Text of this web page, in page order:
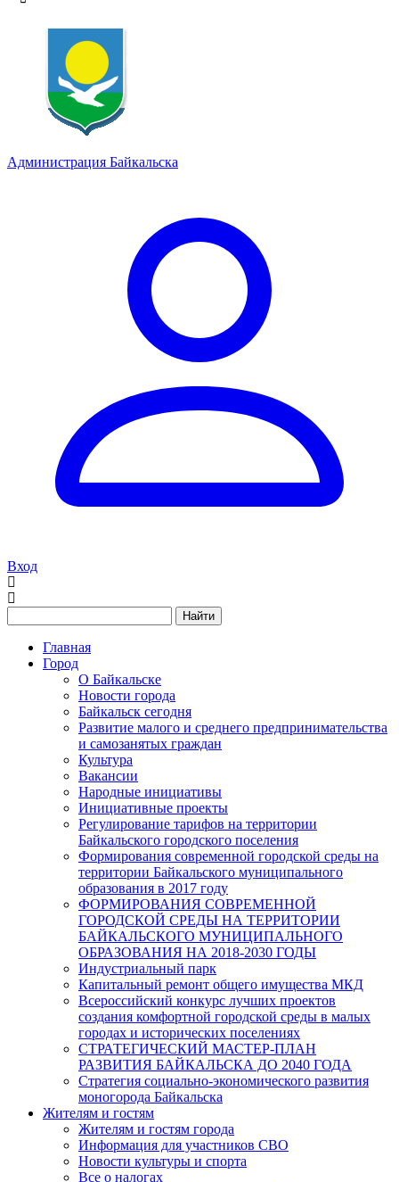
Администрация Байкальска
Вход
Найти
Главная
Город
О Байкальске
Новости города
Байкальск сегодня
Развитие малого и среднего предпринимательства
и самозанятых граждан
Культура
Вакансии
Народные инициативы
Инициативные проекты
Регулирование тарифов на территории
Байкальского городского поселения
Формирования современной городской среды на
территории Байкальского муниципального
образования в 2017 году
ФОРМИРОВАНИЯ СОВРЕМЕННОЙ
ГОРОДСКОЙ СРЕДЫ НА ТЕРРИТОРИИ
БАЙКАЛЬСКОГО МУНИЦИПАЛЬНОГО
ОБРАЗОВАНИЯ НА 2018-2030 ГОДЫ
Индустриальный парк
Капитальный ремонт общего имущества МКД
Всероссийский конкурс лучших проектов
создания комфортной городской среды в малых
городах и исторических поселениях
СТРАТЕГИЧЕСКИЙ МАСТЕР-ПЛАН
РАЗВИТИЯ БАЙКАЛЬСКА ДО 2040 ГОДА
Стратегия социально-экономического развития
моногорода Байкальска
Жителям и гостям
Жителям и гостям города
Информация для участников СВО
Новости культуры и спорта
Все о налогах